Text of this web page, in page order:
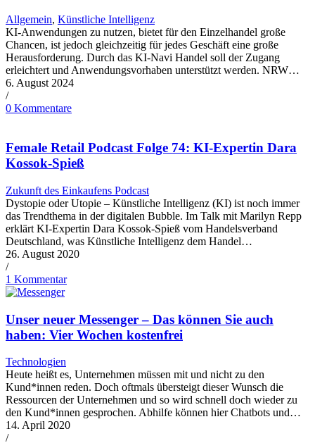
Allgemein, Künstliche Intelligenz
KI-Anwendungen zu nutzen, bietet für den Einzelhandel große
Chancen, ist jedoch gleichzeitig für jedes Geschäft eine große
Herausforderung. Durch das KI-Navi Handel soll der Zugang
erleichtert und Anwendungsvorhaben unterstützt werden. NRW…
6. August 2024
/
0 Kommentare
Female Retail Podcast Folge 74: KI-Expertin Dara
Kossok-Spieß
Zukunft des Einkaufens Podcast
Dystopie oder Utopie – Künstliche Intelligenz (KI) ist noch immer
das Trendthema in der digitalen Bubble. Im Talk mit Marilyn Repp
erklärt KI-Expertin Dara Kossok-Spieß vom Handelsverband
Deutschland, was Künstliche Intelligenz dem Handel…
26. August 2020
/
1 Kommentar
Unser neuer Messenger – Das können Sie auch
haben: Vier Wochen kostenfrei
Technologien
Heute heißt es, Unternehmen müssen mit und nicht zu den
Kund*innen reden. Doch oftmals übersteigt dieser Wunsch die
Ressourcen der Unternehmen und so wird schnell doch wieder zu
den Kund*innen gesprochen. Abhilfe können hier Chatbots und…
14. April 2020
/